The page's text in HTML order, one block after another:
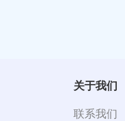
关于我们
联系我们